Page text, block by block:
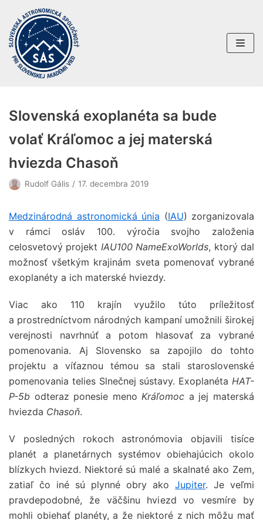
Preskočiť
na
obsah
Slovenská exoplanéta sa bude
volať Kráľomoc a jej materská
hviezda Chasoň
Rudolf Gális 17. decembra 2019
Medzinárodná astronomická únia (IAU) zorganizovala
v rámci osláv 100. výročia svojho založenia
celosvetový projekt IAU100 NameExoWorlds, ktorý dal
možnosť všetkým krajinám sveta pomenovať vybrané
exoplanéty a ich materské hviezdy.
Viac ako 110 krajín využilo túto príležitosť
a prostredníctvom národných kampaní umožnili širokej
verejnosti navrhnúť a potom hlasovať za vybrané
pomenovania. Aj Slovensko sa zapojilo do tohto
projektu a víťaznou témou sa stali staroslovenské
pomenovania telies Slnečnej sústavy. Exoplanéta HAT-
P-5b odteraz ponesie meno Kráľomoc a jej materská
hviezda Chasoň.
V posledných rokoch astronómovia objavili tisíce
planét a planetárnych systémov obiehajúcich okolo
blízkych hviezd. Niektoré sú malé a skalnaté ako Zem,
zatiaľ čo iné sú plynné obry ako Jupiter. Je veľmi
pravdepodobné, že väčšinu hviezd vo vesmíre by
mohli obiehať planéty, a že niektoré z nich môžu mať